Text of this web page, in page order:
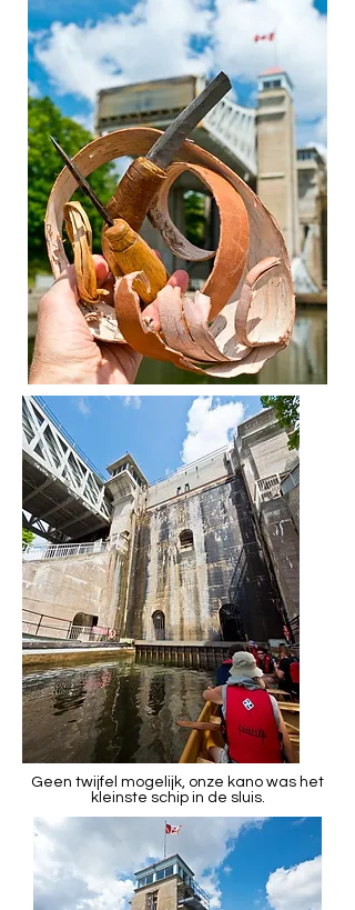
Geen twijfel mogelijk, onze kano was het
kleinste schip in de sluis.